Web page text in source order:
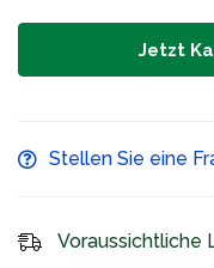
Jetzt
Stellen Sie eine
Voraussichtliche